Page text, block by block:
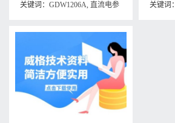
关键词： GDW1206A, 直流电参
关键词：